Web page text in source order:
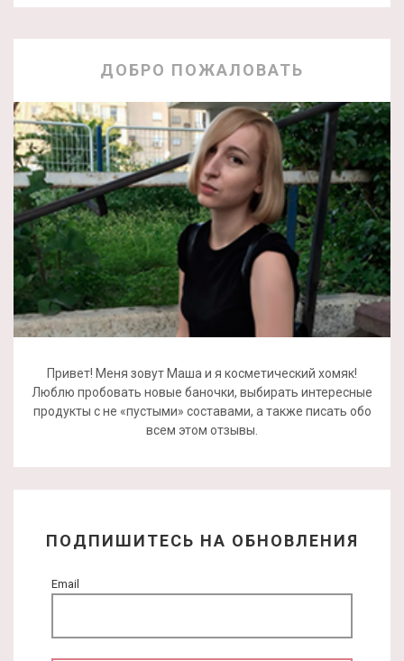
ДОБРО ПОЖАЛОВАТЬ
Привет! Меня зовут Маша и я косметический хомяк!
Люблю пробовать новые баночки, выбирать интересные
продукты с не «пустыми» составами, а также писать обо
всем этом отзывы.
ПОДПИШИТЕСЬ НА ОБНОВЛЕНИЯ
Email